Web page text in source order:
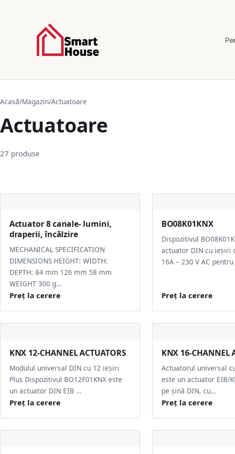
Acasă/Magazin/Actuatoare
Actuatoare
27 produse
Actuator 8 canale- lumini,
draperii, încălzire
MECHANICAL SPECIFICATION
DIMENSIONS HEIGHT: WIDTH:
DEPTH: 84 mm 126 mm 58 mm
WEIGHT 300 g…
Preț la cerere
BO08K01KNX
Dispozitivul
actuator DIN cu ieșiri
16A – 230 V AC
Preț la cerere
KNX 12-CHANNEL ACTUATORS
Modulul universal DIN cu 12 ieșiri
Plus Dispozitivul BO12F01KNX este
un actuator DIN EIB …
Preț la cerere
KNX 16-CHANNEL
Actuatorul universal
este un actuator EIB/
pe șină DIN, cu…
Preț la cerere